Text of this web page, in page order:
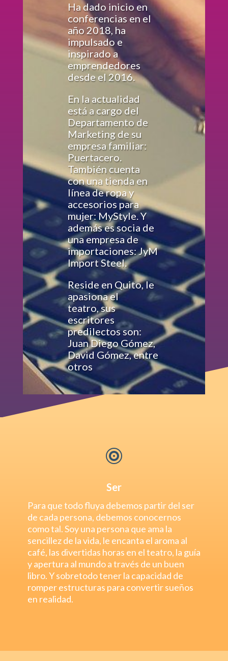
Ha dado inicio en
conferencias en el
año 2018, ha
impulsado e
inspirado a
emprendedores
desde el 2016.
En la actualidad
está a cargo del
Departamento de
Marketing de su
empresa familiar:
Puertacero.
También cuenta
con una tienda en
línea de ropa y
accesorios para
mujer: MyStyle. Y
además es socia de
una empresa de
importaciones: JyM
Import Steel.
Reside en Quito, le
apasiona el
teatro,sus
escritores
predilectos son:
Juan Diego Gómez,
David Gómez, entre
otros

Ser
Para que todo fluya debemos partir del ser
de cada persona, debemos conocernos
como tal.Soy una persona que ama la
sencillez de la vida, le encanta el aroma al
café, las divertidas horas en el teatro, la guía
y apertura al mundo a través de un buen
libro. Y sobretodo tener la capacidad de
romper estructuras para convertir sueños
en realidad.